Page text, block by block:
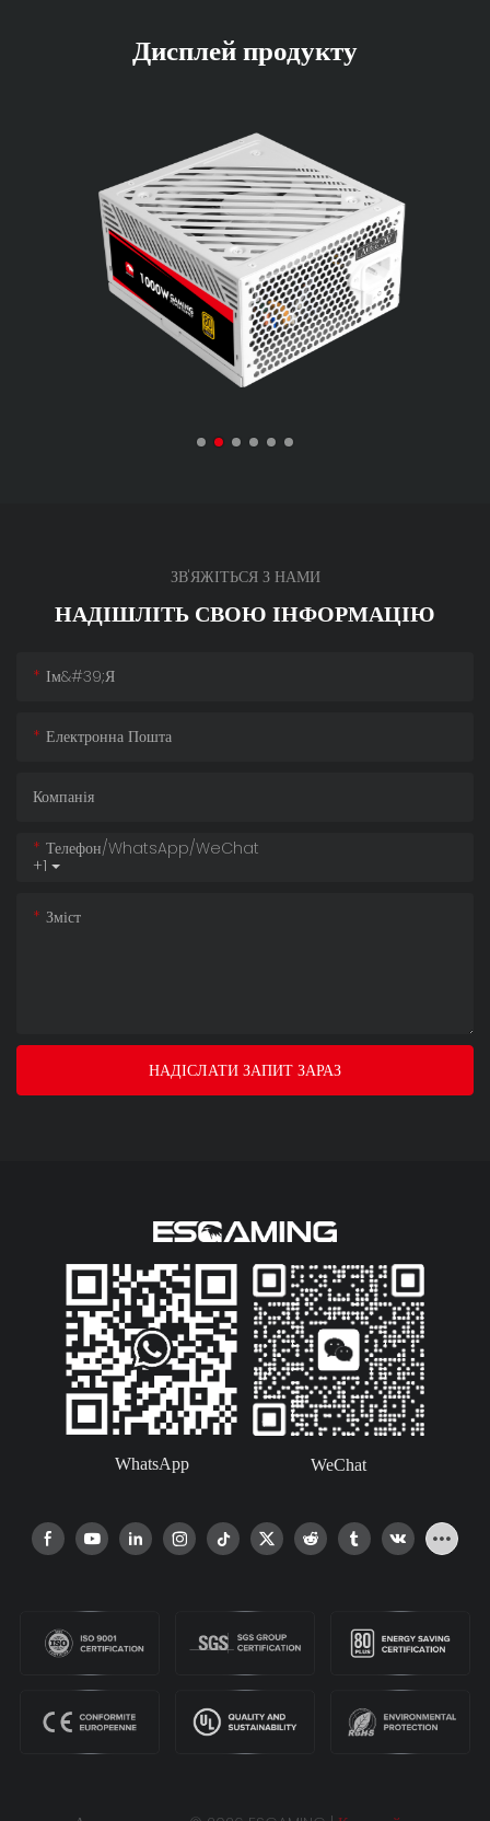
Дисплей продукту
ЗВ'ЯЖІТЬСЯ З НАМИ
НАДІШЛІТЬ СВОЮ ІНФОРМАЦІЮ
Ім&#39;я
Електронна Пошта
Компанія
+1
Телефон/WhatsApp/WeChat
Зміст
НАДІСЛАТИ ЗАПИТ ЗАРАЗ
WhatsApp WeChat